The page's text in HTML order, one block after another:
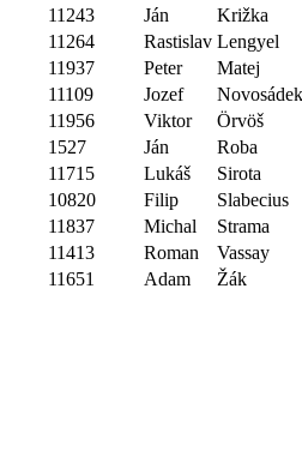
11243
Ján
Križka
11264
Rastislav Lengyel
11937
Peter
Matej
11109
Jozef
11956
Viktor
Örvöš
1527
Ján
Roba
11715
Lukáš
Sirota
10820
Filip
Slabecius
11837
Michal
Strama
11413
Roman
Vassay
11651
Adam Žák